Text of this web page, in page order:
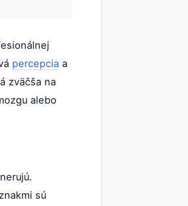
percepcia a
zväčša na
alebo
sú